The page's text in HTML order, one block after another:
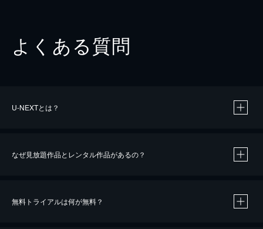
よくある質問
U-NEXTとは？
なぜ見放題作品とレンタル作品があるの？
無料トライアルは何が無料？